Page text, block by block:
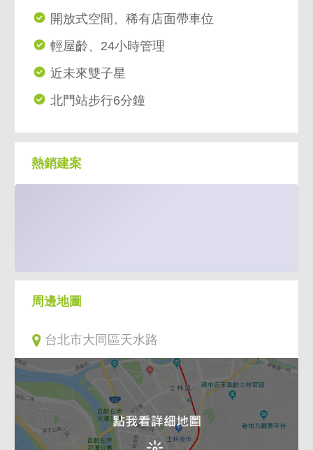
開放式空間、稀有店面帶車位
輕屋齡、24小時管理
近未來雙子星
北門站步行6分鐘
熱銷建案
周邊地圖
台北市大同區天水路